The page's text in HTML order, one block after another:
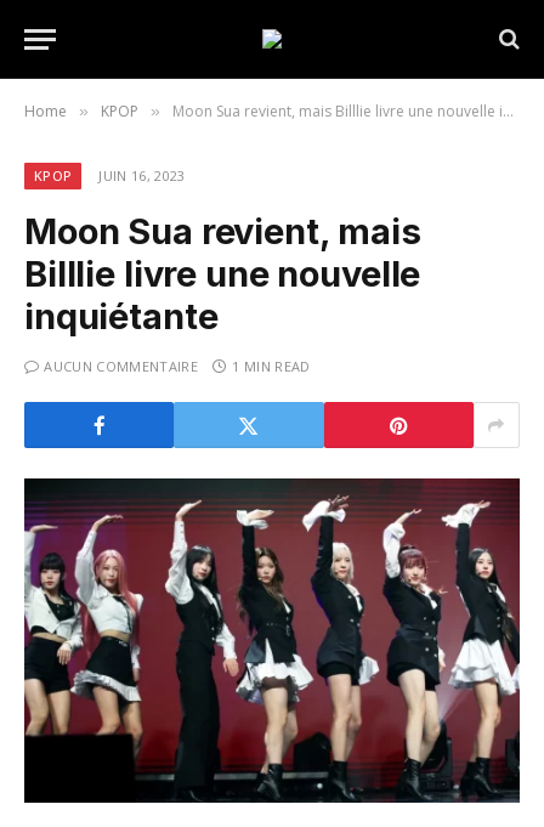
Home » KPOP » Moon Sua revient, mais Billlie livre une nouvelle inquiétante
KPOP JUIN 16, 2023
Moon Sua revient, mais
Billlie livre une nouvelle
inquiétante
AUCUN COMMENTAIRE 1 MIN READ